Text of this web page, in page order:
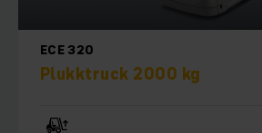
ECE 320
Plukktruck 2000 kg